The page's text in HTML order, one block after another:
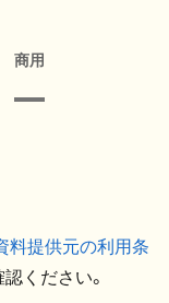
商用
料提供元の利用条
ください。